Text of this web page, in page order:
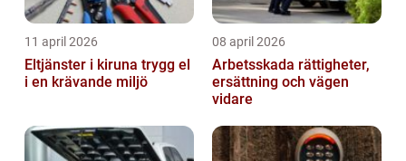
11 april 2026
Eltjänster i kiruna trygg el
i en krävande miljö
08 april 2026
Arbetsskada rättigheter,
ersättning och vägen
vidare